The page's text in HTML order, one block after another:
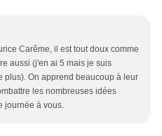
Carême, il est tout doux comme
aussi (j'en ai 5 mais je suis
plus). On apprend beaucoup à leur
les nombreuses idées
journée à vous.